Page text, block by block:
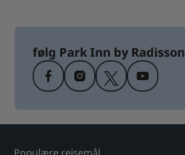
følg Park Inn by Radisson